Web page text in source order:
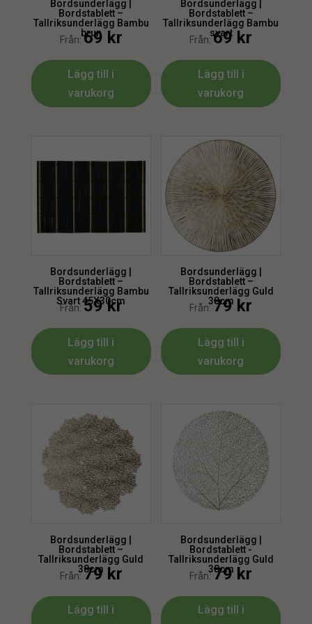
Bordsunderlägg |
Bordstablett –
Tallriksunderlägg Bambu
brun
Från:69 kr
Lägg till i
varukorg
Bordsunderlägg |
Bordstablett –
Tallriksunderlägg Bambu
svart
Från:69 kr
Lägg till i
varukorg
Bordsunderlägg |
Bordstablett –
Tallriksunderlägg Bambu
Svart 45X30cm
Från: 59kr
Lägg till i
varukorg
Bordsunderlägg |
Bordstablett –
Tallriksunderlägg Guld
38cm
Från:79 kr
Lägg till i
varukorg
Bordsunderlägg |
Bordstablett –
Tallriksunderlägg Guld
38cm
Från:79 kr
Lägg till i
Bordsunderlägg |
Bordstablett -
Tallriksunderlägg Guld
38cm
Från:79 kr
Lägg till i